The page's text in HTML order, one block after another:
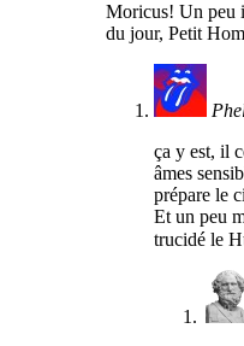
Moricus! Un peu
du jour, Petit
ça y est, il
âmes
prépare le
Et un peu
trucidé le